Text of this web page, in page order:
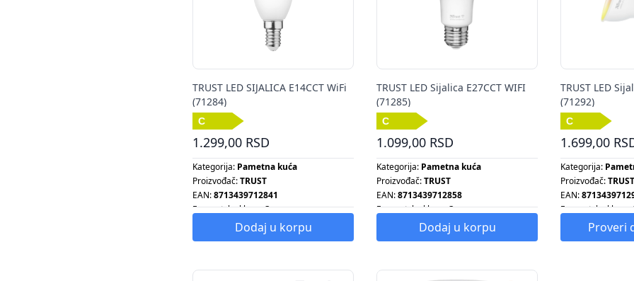
TRUST LED SIJALICA E14CCT WiFi
(71284)
1.299,00 RSD
Kategorija: Pametna kuća
Proizvođač:TRUST
EAN:8713439712841
Energetska klasa:C
Energetska klasa:A+
Snaga:
Dodaj u korpu
TRUST LED Sijalica E27CCT WIFI
(71285)
1.099,00 RSD
Kategorija: Pametna kuća
Proizvođač:TRUST
EAN:8713439712858
Energetska klasa:C
Energetska klasa:A+
Snaga:
Dodaj u korpu
TRUST LED
(71292)
1.699,00
Kategorija:
Proizvođač:TRUST
EAN:
Energetska klasa:
Energetska klasa:
Snaga:
Proveri